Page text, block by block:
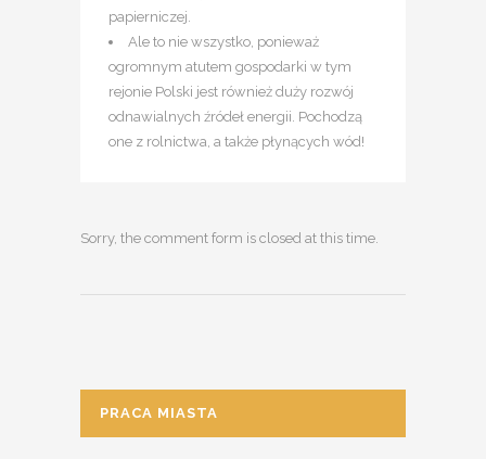
papierniczej.
Ale to nie wszystko, ponieważ
ogromnym atutem gospodarki w tym
rejonie Polski jest również duży rozwój
odnawialnych źródeł energii. Pochodzą
one z rolnictwa, a także płynących wód!
Sorry, the comment form is closed at this time.
PRACA MIASTA